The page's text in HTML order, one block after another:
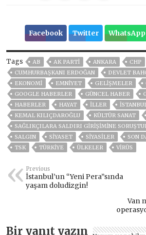
Facebook Twitter WhatsApp
Tags AB AK PARTİ ANKARA
CHP
CUMHURBAŞKANI ERDOĞAN
DEVLET
EKONOMİ
EMNİYET GELIŞMELER
GOOGLE HABERLER
GÜNCEL HABER
HABERLER
HAYAT İLLER
KEMAL KILIÇDAROĞLU
KÜLTÜR SANAT
SAĞLIKÇILARA SALDIRI GIRIŞIMINE
SALGIN
SİYASET SİYASİLER SON
TSK
TÜRKİYE ÜLKELER VIRÜS
Previous
İstanbul’un “Yeni Pera”sında
yaşam doludizgin!
Van
Bir yanıt yazın